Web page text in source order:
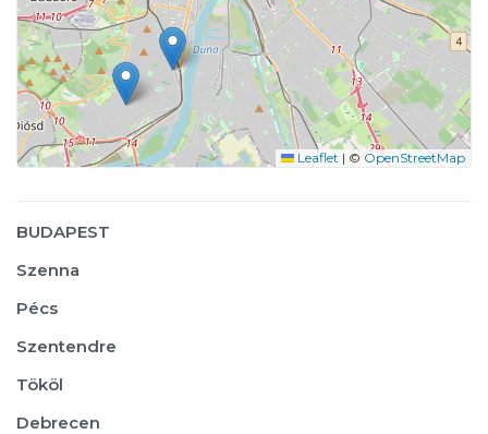
Leaflet | © OpenStreetMap
BUDAPEST
Szenna
Pécs
Szentendre
Tököl
Debrecen